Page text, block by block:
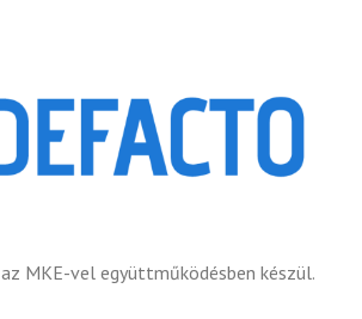
az MKE-vel együttműködésben készül.